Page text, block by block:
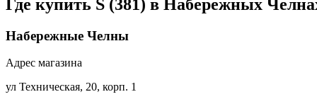
Где купить S (381) в Набережных
Набережные Челны
Адрес магазина
ул Техническая, 20, корп. 1